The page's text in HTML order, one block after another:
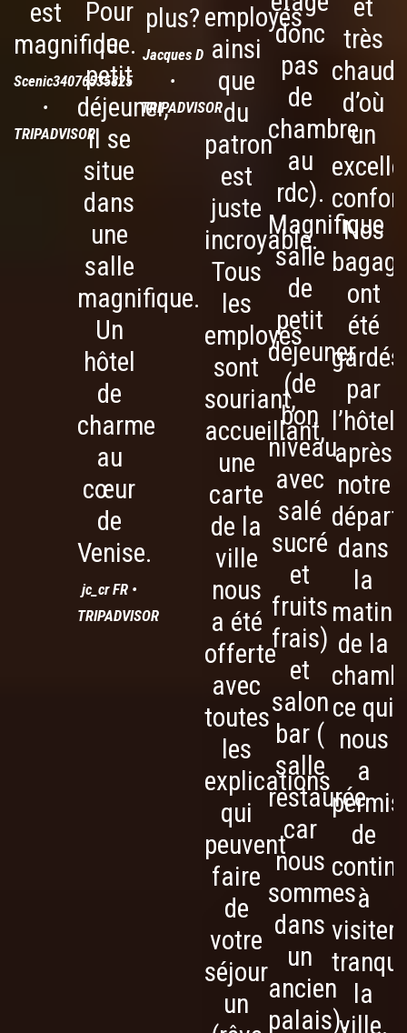
est
magnifique.
Scenic34076535825
•
TRIPADVISOR
Pour
le
petit
déjeuner,
il se
situe
dans
une
salle
magnifique.
Un
hôtel
de
charme
au
cœur
de
Venise.
jc_cr FR •
TRIPADVISOR
plus?
Jacques D
•
TRIPADVISOR
employés
ainsi
que
du
patron
est
juste
incroyable.
Tous
les
employés
sont
souriant,
accueillant,
une
carte
de la
ville
nous
a été
offerte
avec
toutes
les
explications
qui
peuvent
faire
de
votre
séjour
un
donc
pas
de
chambre
au
rdc).
Magnifique
salle
de
petit
déjeuner
(de
bon
niveau
avec
salé
sucré
et
fruits
frais)
et
salon
bar (
salle
restaurée
car
nous
sommes
dans
un
ancien
palais).
et
très
chaude
d’où
un
Nos
ont
été
gardés
par
l’hôtel
après
notre
départ
dans
la
de la
ce qui
nous
a
permis
de
à
visiter
la
ville.